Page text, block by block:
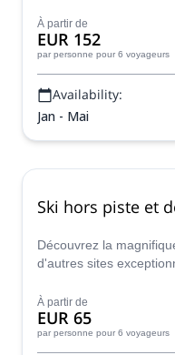
À partir de
EUR 152
par personne pour 6 voyageurs
Availability:
Jan - Mai
Ski hors piste et
Découvrez la
d'autres sites
Romain, guide certifié
À partir de
EUR 65
par personne pour 6 voyageurs